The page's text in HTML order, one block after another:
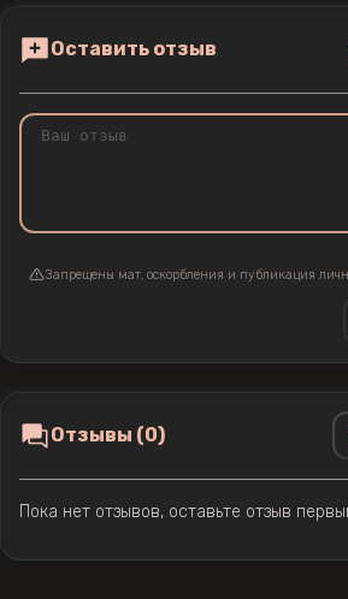
Оставить отзыв
Запрещены мат, оскорбления и публикация
Отзывы (0)
Пока нет отзывов, оставьте отзыв